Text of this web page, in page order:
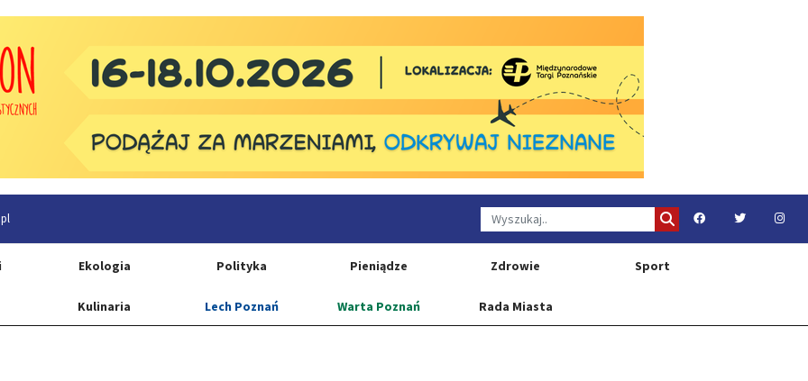
Ekologia Polityka Pieniądze Zdrowie Sport
Kulinaria Lech Poznań Warta Poznań Rada Miasta